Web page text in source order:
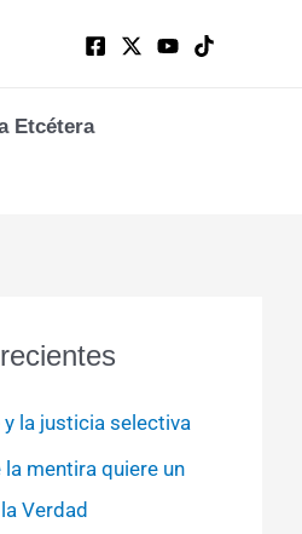
Etcétera
la justicia selectiva
la mentira quiere un
Verdad